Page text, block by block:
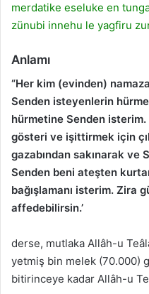
merdatike eseluke en
zünubi innehu le yagfiru
Anlamı
“Her kim (evinden) namaza
Senden isteyenlerin
hürmetine Senden
gösteri ve işittirmek için
gazabından sakınarak ve
Senden beni ateşten
bağışlamanı isterim. Zira
affedebilirsin.’
derse, mutlaka Allâh-u
yetmiş bin melek (70.000)
bitirinceye kadar Allâh-u